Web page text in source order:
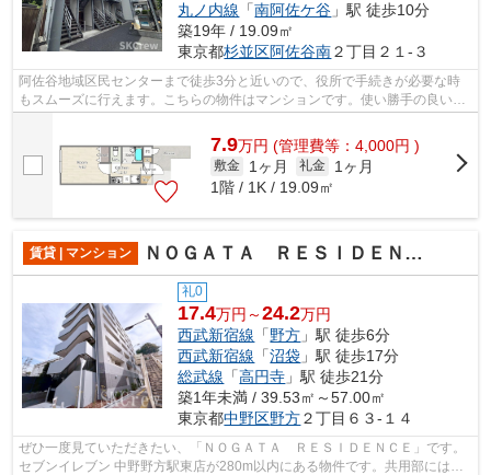
丸ノ内線 「南阿佐ケ谷 」駅 徒歩10分
築19年 / 19.09㎡
東京都杉並区阿佐谷南２丁目２１-３
阿佐谷地域区民センターまで徒歩3分と近いので、役所で手続きが必要な時
もスムーズに行えます。こちらの物件はマンションです。使い勝手の良い敷
7.9万円 (管理費等：4,000円 )
敷金 1ヶ月 礼金
1ヶ月
1階 / 1K / 19.09㎡
賃貸 | マンション ＮＯＧＡＴＡ ＲＥＳＩＤＥＮＣＥ
礼0
17.4万円～24.2万円
西武新宿線 「野方 」駅 徒歩6分
西武新宿線 「沼袋 」駅 徒歩17分
総武線 「高円寺 」駅 徒歩21分
築1年未満 / 39.53㎡～57.00㎡
東京都中野区野方２丁目６３-１４
ぜひ一度見ていただきたい、「ＮＯＧＡＴＡ ＲＥＳＩＤＥＮＣＥ」です。
セブンイレブン 中野野方駅東店が280m以内にある物件です。共用部には敷